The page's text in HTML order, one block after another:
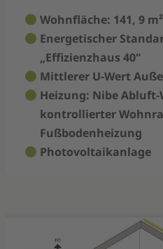
Wohnfläche: 141, 9 m²
Energetischer
„Effizienzhaus 40“
Mittlerer U-Wert
Heizung: Nibe
kontrollierter
Fußbodenheizung
Photovoltaikanlage